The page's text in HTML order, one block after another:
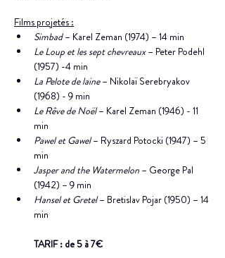
Films projetés :
Simbad – Karel Zeman (1974) – 14 min
Le Loup et les sept chevreaux – Peter Podehl
(1957) -4 min
La Pelote de laine – Nikolaï Serebryakov
(1968) - 9 min
Le Rêve de Noël – Karel Zeman (1946) - 11
min
Pawel et Gawel – Ryszard Potocki (1947) – 5
min
Jasper and the Watermelon – George Pal
(1942) – 9 min
Hansel et Gretel – Bretislav Pojar (1950) – 14
min
TARIF : de 5 à 7€